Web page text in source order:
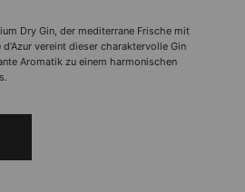
Dry Gin, der mediterrane Frische mit
vereint dieser charaktervolle Gin
Aromatik zu einem harmonischen